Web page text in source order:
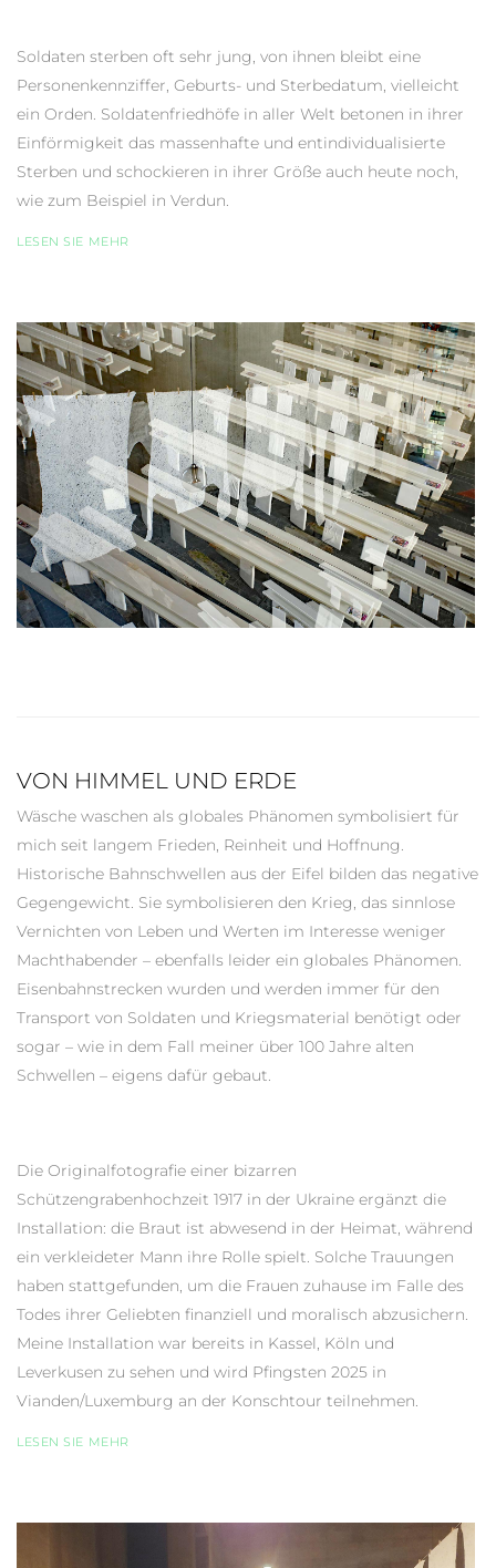
Soldaten sterben oft sehr jung, von ihnen bleibt eine
Personenkennziffer, Geburts- und Sterbedatum, vielleicht
ein Orden. Soldatenfriedhöfe in aller Welt betonen in ihrer
Einförmigkeit das massenhafte und entindividualisierte
Sterben und schockieren in ihrer Größe auch heute noch,
wie zum Beispiel in Verdun.
LESEN SIE MEHR
VON HIMMEL UND ERDE
Wäsche waschen als globales Phänomen symbolisiert für
mich seit langem Frieden, Reinheit und Hoffnung.
Historische Bahnschwellen aus der Eifel bilden das negative
Gegengewicht. Sie symbolisieren den Krieg, das sinnlose
Vernichten von Leben und Werten im Interesse weniger
Machthabender – ebenfalls leider ein globales Phänomen.
Eisenbahnstrecken wurden und werden immer für den
Transport von Soldaten und Kriegsmaterial benötigt oder
sogar – wie in dem Fall meiner über 100 Jahre alten
Schwellen – eigens dafür gebaut.
Die Originalfotografie einer bizarren
Schützengrabenhochzeit 1917 in der Ukraine ergänzt die
Installation: die Braut ist abwesend in der Heimat, während
ein verkleideter Mann ihre Rolle spielt. Solche Trauungen
haben stattgefunden, um die Frauen zuhause im Falle des
Todes ihrer Geliebten finanziell und moralisch abzusichern.
Meine Installation war bereits in Kassel, Köln und
Leverkusen zu sehen und wird Pfingsten 2025 in
Vianden/Luxemburg an der Konschtour teilnehmen.
LESEN SIE MEHR